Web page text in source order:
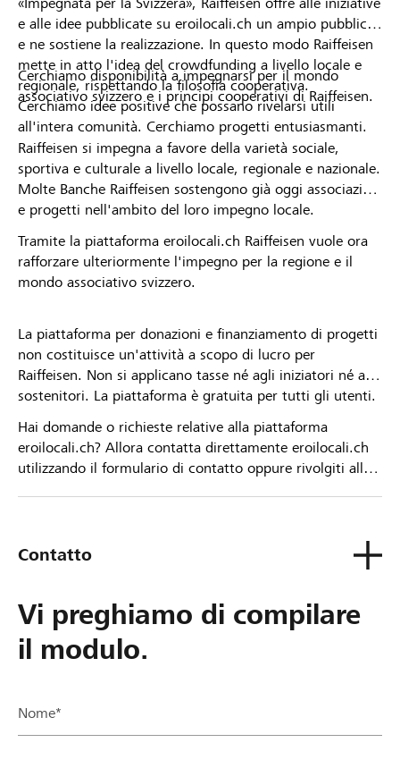
e alle idee pubblicate su eroilocali.ch un ampio pubblico
e ne sostiene la realizzazione. In questo modo Raiffeisen
mette in atto l'idea del crowdfunding a livello locale e
regionale, rispettando la filosofia cooperativa.
Cerchiamo idee positive che possano rivelarsi utili
all'intera comunità. Cerchiamo progetti entusiasmanti.
Cerchiamo disponibilità a impegnarsi per il mondo
associativo svizzero e i principi cooperativi di Raiffeisen.
Raiffeisen si impegna a favore della varietà sociale,
sportiva e culturale a livello locale, regionale e nazionale.
Molte Banche Raiffeisen sostengono già oggi associazioni
e progetti nell'ambito del loro impegno locale.
Tramite la piattaforma eroilocali.ch Raiffeisen vuole ora
rafforzare ulteriormente l'impegno per la regione e il
mondo associativo svizzero.
La piattaforma per donazioni e finanziamento di progetti
non costituisce un'attività a scopo di lucro per
Raiffeisen. Non si applicano tasse né agli iniziatori né ai
sostenitori. La piattaforma è gratuita per tutti gli utenti.
Hai domande o richieste relative alla piattaforma
eroilocali.ch? Allora contatta direttamente eroilocali.ch
utilizzando il formulario di contatto oppure rivolgiti alla
Contatto
Vi preghiamo di compilare
il modulo.
Nome*